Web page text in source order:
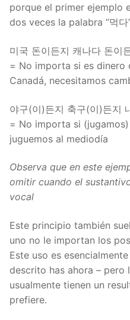
porque el primer ejemplo
dos veces la palabra “먹
미국 돈이든지 캐나다 돈이
= No importa si es dinero
Canadá, necesitamos
야구(이)든지 축구(이)든지
= No importa si
juguemos al mediodía
Observa que en este
omitir cuando el
vocal
Este principio también
uno no le importan los
Este uso es
descrito has ahora – pero
usualmente tienen un
prefiere.